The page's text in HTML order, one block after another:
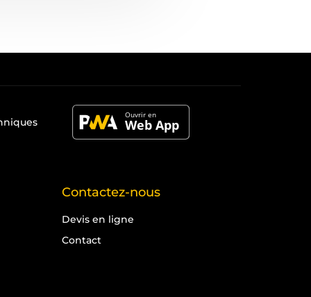
Contactez-nous
Devis en ligne
Contact